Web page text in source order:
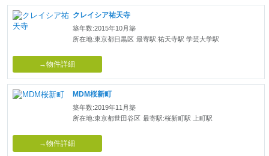
クレイシア祐天寺
築年数:2015年10月築
所在地:東京都目黒区 最寄駅:祐天寺駅 学芸大学駅
→物件詳細
MDM桜新町
築年数:2019年11月築
所在地:東京都世田谷区 最寄駅:桜新町駅 上町駅
→物件詳細